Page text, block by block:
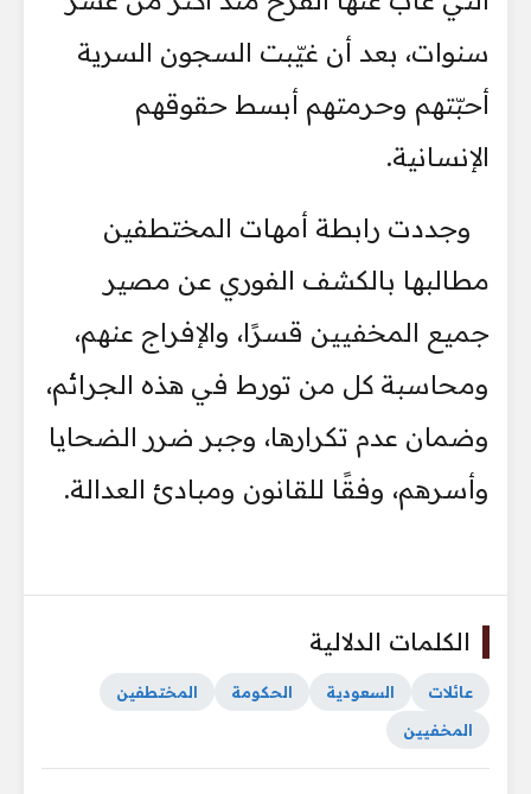
سنوات، بعد أن غيّبت السجون السرية
أحبّتهم وحرمتهم أبسط حقوقهم
الإنسانية.
وجددت رابطة أمهات المختطفين
مطالبها بالكشف الفوري عن مصير
جميع المخفيين قسرًا، والإفراج عنهم،
ومحاسبة كل من تورط في هذه الجرائم،
وضمان عدم تكرارها، وجبر ضرر الضحايا
وأسرهم، وفقًا للقانون ومبادئ العدالة.
الكلمات الدلالية
عائلات السعودية الحكومة
المختطفين
المخفيين